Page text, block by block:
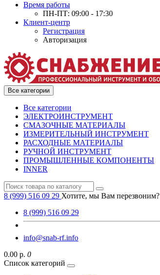
Время работы
ПН-ПТ: 09:00 - 17:30
Клиент-центр
Регистрация
Авторизация
Все категории
Все категории
ЭЛЕКТРОИНСТРУМЕНТ
СМАЗОЧНЫЕ МАТЕРИАЛЫ
ИЗМЕРИТЕЛЬНЫЙ ИНСТРУМЕНТ
РАСХОДНЫЕ МАТЕРИАЛЫ
РУЧНОЙ ИНСТРУМЕНТ
ПРОМЫШЛЕННЫЕ КОМПОНЕНТЫ
INNER
8 (999) 516 09 29 Хотите, мы Вам перезвоним?
8 (999) 516 09 29
info@snab-rf.info
0.00 р. 0
Список категорий